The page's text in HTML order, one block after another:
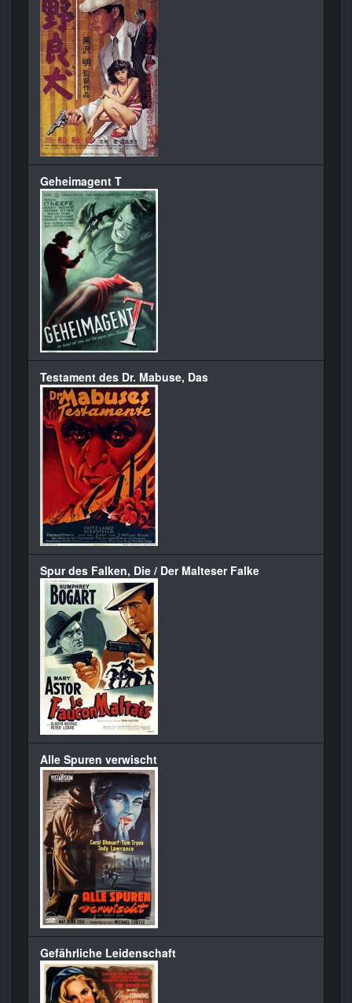
Geheimagent T
Testament des Dr. Mabuse, Das
Spur des Falken, Die / Der Malteser Falke
Alle Spuren verwischt
Gefährliche Leidenschaft